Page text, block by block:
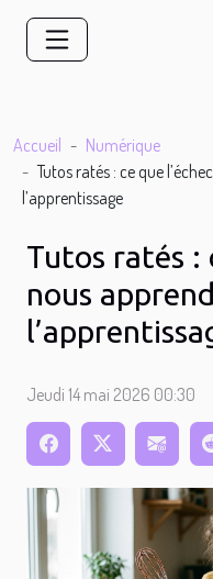
Accueil
Numérique
Tutos ratés : ce que
l’apprentissage
Tutos ratés :
nous
Jeudi 14 mai 2026 00:30